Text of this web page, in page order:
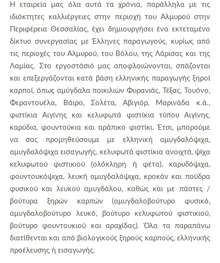
Η εταιρεία μας όλα αυτά τα χρόνια, παράλληλα με τις
ιδιόκτητες καλλιέργειες στην περιοχή του Αλμυρού στην
Περιφέρεια Θεσσαλίας, έχει δημιουργήσει ένα εκτεταμένο
δίκτυο συνεργασίας με Έλληνες παραγωγούς, κυρίως από
τις περιοχές του Αλμυρού, του Βόλου, της Λάρισας και της
Λαμίας. Στο εργοστάσιό μας αποφλοιώνονται, σπάζονται
και επεξεργάζονται κατά βάση ελληνικής παραγωγής ξηροί
καρποί, όπως αμύγδαλα ποικιλιών Φυρανιάς, Τέξας, Τουόνο,
Φεραντουέλα, Βάιρο, Σολέτα, Αβιγιόρ, Μαρινάδα κ.ά.,
φιστίκια Αιγίνης και κελυφωτά φιστίκια τύπου Αιγίνης,
καρύδια, φουντούκια και αράπικο φιστίκι. Έτσι, μπορούμε
να σας προμηθεύσουμε με ελληνική αμυγδαλόψιχα,
αμυγδαλόψιχα εισαγωγής, κελυφωτά φιστίκια ανοιχτά, ψίχα
κελυφωτού φιστικιού (ολόκληρη ή φέτα), καρυδόψιχα,
φουντουκόψιχα, λευκή αμυγδαλόψιχα, κροκάν και πούδρα
φυσικού και λευκού αμυγδάλου, καθώς και με πάστες /
βούτυρα ξηρών καρπών (αμυγδαλοβούτυρο φυσικό,
αμυγδαλοβούτυρο λευκό, βούτυρο κελυφωτού φιστικιού,
βούτυρο φουντουκιού και αραχίδας). Όλα τα παραπάνω
διατίθενται και από βιολογικούς ξηρούς καρπούς, ελληνικής
προέλευσης ή εισαγωγής.